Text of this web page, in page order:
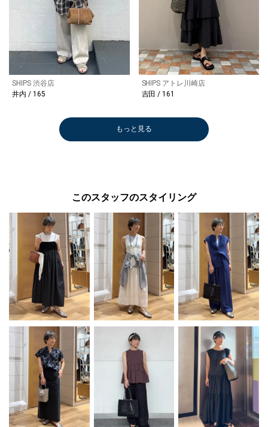
SHIPS 渋谷店
井内 / 165
SHIPS アトレ川崎店
吉田 / 161
もっと見る
このスタッフのスタイリング